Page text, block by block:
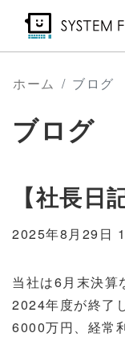
ン
コ
動
ホーム ブログ
ブログ
【社長日
2025年8月29日
当社は6月末決算
2024年度が終了
6000万円、経常